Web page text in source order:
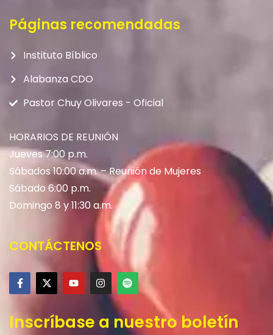
Páginas recomendadas
Instituto Bíblico
Alabanza CDO
Pastor Chuy Olivares - Oficial
HORARIOS DE REUNIÓN
Jueves 7:00 p.m.
Sábados 10:00 a.m. – Reunión de Mujeres
Sábado 6:00 p.m.
Domingo 8 y 11:30 a.m.
CONTÁCTENOS
Inscríbase a nuestro boletín